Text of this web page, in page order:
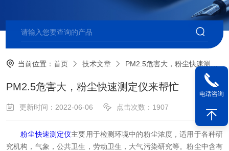
当前位置：首页 技术文章 PM2.5危害大，粉尘快速测定仪来帮忙
PM2.5危害大，粉尘快速测定仪来帮忙
更新时间：2022-06-06 点击次数：1907
粉尘快速测定仪主要用于检测环境中的粉尘浓度，适用于各种研
究机构，气象，公共卫生，劳动卫生，大气污染研究等。粉尘中含有
电话咨询